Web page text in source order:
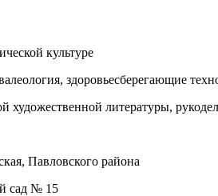
культуре
здоровьесберегающие
художественной литературы,
Павловского района
сад № 15